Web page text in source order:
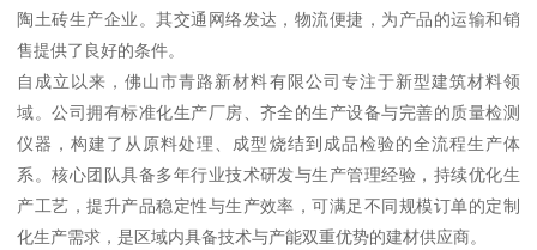
陶土砖生产企业。其交通网络发达，物流便捷，为产品的运输和销
售提供了良好的条件。
自成立以来，佛山市青路新材料有限公司专注于新型建筑材料领
域。公司拥有标准化生产厂房、齐全的生产设备与完善的质量检测
仪器，构建了从原料处理、成型烧结到成品检验的全流程生产体
系。核心团队具备多年行业技术研发与生产管理经验，持续优化生
产工艺，提升产品稳定性与生产效率，可满足不同规模订单的定制
化生产需求，是区域内具备技术与产能双重优势的建材供应商。